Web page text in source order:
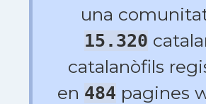
una
15.320
catalanòfils
en 484 pagines